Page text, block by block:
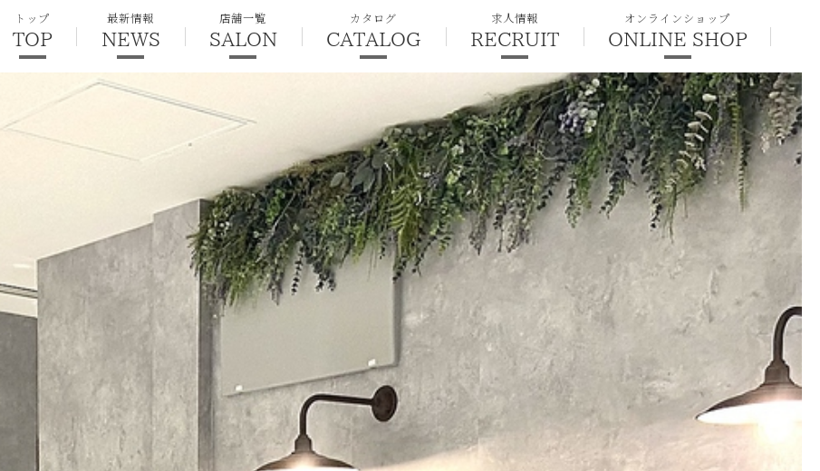
トップ
TOP
最新情報
NEWS
店舗一覧
SALON
カタログ
CATALOG
求人情報
RECRUIT
オンラインショップ
ONLINE SHOP